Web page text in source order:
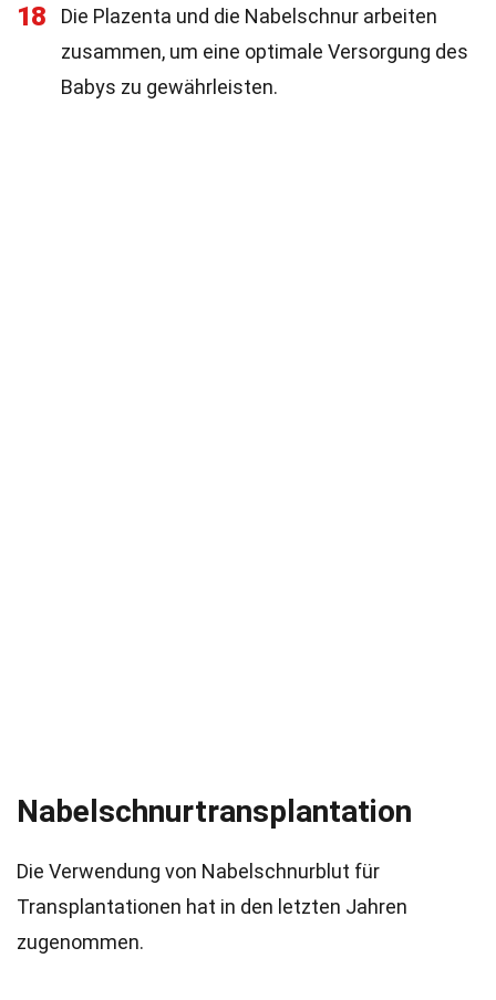
18
Die Plazenta und die Nabelschnur arbeiten
zusammen, um eine optimale Versorgung des
Babys zu gewährleisten.
Nabelschnurtransplantation
Die Verwendung von Nabelschnurblut für
Transplantationen hat in den letzten Jahren
zugenommen.